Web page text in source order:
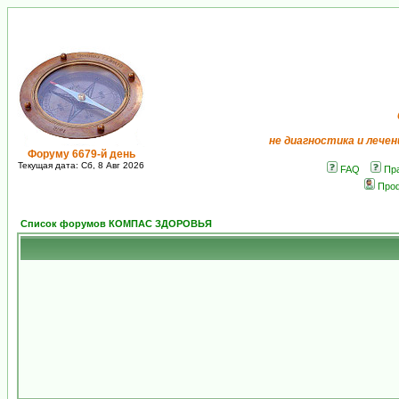
Форуму 6679-й день
Текущая дата: Сб, 8 Авг 2026
не диагностика и
FAQ
Список форумов КОМПАС ЗДОРОВЬЯ